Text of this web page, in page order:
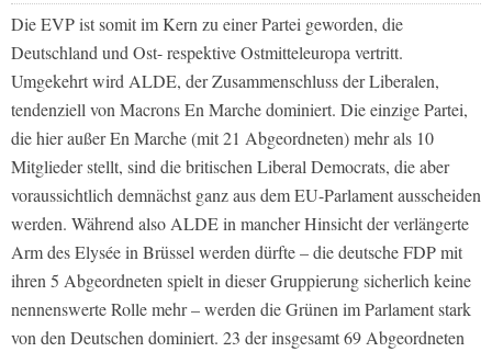
Die EVP ist somit im Kern zu einer Partei geworden, die
Deutschland und Ost- respektive Ostmitteleuropa vertritt.
Umgekehrt wird ALDE, der Zusammenschluss der Liberalen,
tendenziell von Macrons En Marche dominiert. Die einzige Partei,
die hier außer En Marche (mit 21 Abgeordneten) mehr als 10
Mitglieder stellt, sind die britischen Liberal Democrats, die aber
voraussichtlich demnächst ganz aus dem EU-Parlament ausscheiden
werden. Während also ALDE in mancher Hinsicht der verlängerte
Arm des Elysée in Brüssel werden dürfte – die deutsche FDP mit
ihren 5 Abgeordneten spielt in dieser Gruppierung sicherlich keine
nennenswerte Rolle mehr – werden die Grünen im Parlament stark
von den Deutschen dominiert. 23 der insgesamt 69 Abgeordneten